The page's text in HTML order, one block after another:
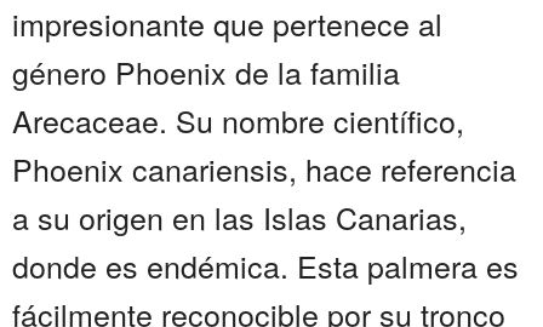
impresionante que pertenece al
género Phoenix de la familia
Arecaceae. Su nombre científico,
Phoenix canariensis, hace referencia
a su origen en las Islas Canarias,
donde es endémica. Esta palmera es
fácilmente reconocible por su tronco